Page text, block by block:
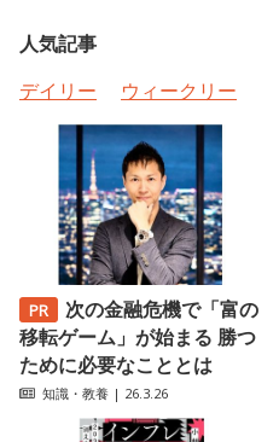
人気記事
デイリー
ウィークリー
次の金融危機で「富の
移転ゲーム」が始まる 勝つ
ために必要なこととは
知識・教養 | 26.3.26